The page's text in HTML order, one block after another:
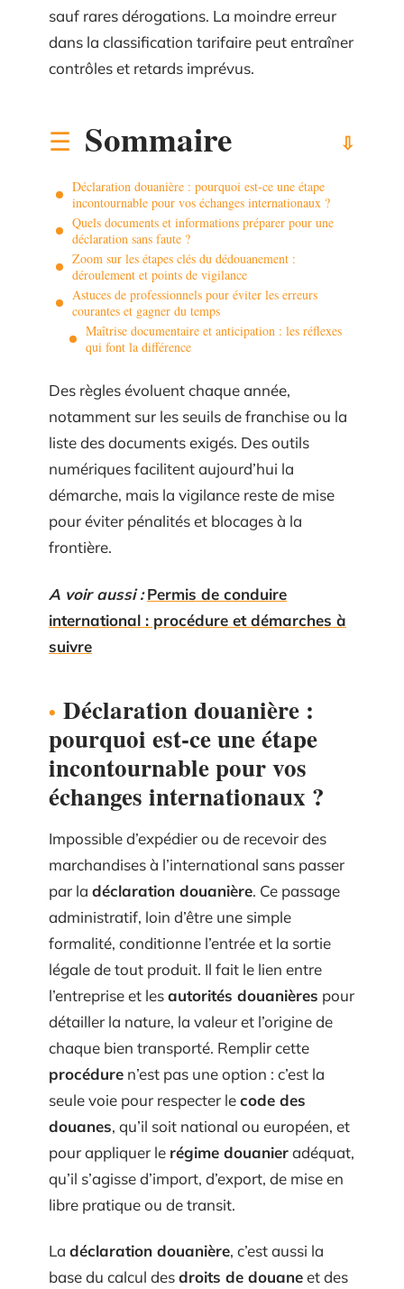
sauf rares dérogations. La moindre erreur
dans la classification tarifaire peut entraîner
contrôles et retards imprévus.
Sommaire
Déclaration douanière : pourquoi est-ce une étape
incontournable pour vos échanges internationaux ?
Quels documents et informations préparer pour une
déclaration sans faute ?
Zoom sur les étapes clés du dédouanement :
déroulement et points de vigilance
Astuces de professionnels pour éviter les erreurs
courantes et gagner du temps
Maîtrise documentaire et anticipation : les réflexes
qui font la différence
Des règles évoluent chaque année,
notamment sur les seuils de franchise ou la
liste des documents exigés. Des outils
numériques facilitent aujourd’hui la
démarche, mais la vigilance reste de mise
pour éviter pénalités et blocages à la
frontière.
A voir aussi : Permis de conduire
international : procédure et démarches à
suivre
Déclaration douanière :
pourquoi est-ce une étape
incontournable pour vos
échanges internationaux ?
Impossible d’expédier ou de recevoir des
marchandises à l’international sans passer
par la déclaration douanière. Ce passage
administratif, loin d’être une simple
formalité, conditionne l’entrée et la sortie
légale de tout produit. Il fait le lien entre
l’entreprise et lesautorités douanières pour
détailler la nature, la valeur et l’origine de
chaque bien transporté. Remplir cette
procédure n’est pas une option : c’est la
seule voie pour respecter lecode des
douanes, qu’il soit national ou européen, et
pour appliquer le régime douanieradéquat,
qu’il s’agisse d’import, d’export, de mise en
libre pratique ou de transit.
La déclaration douanière, c’est aussi la
base du calcul desdroits de douaneet des